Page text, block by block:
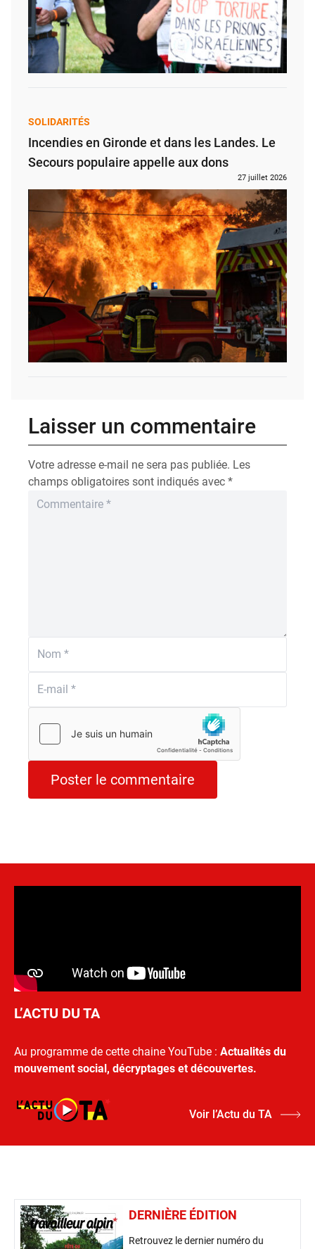
SOLIDARITÉS
Incendies en Gironde et dans les Landes. Le
Secours populaire appelle aux dons
27 juillet 2026
Laisser un commentaire
Votre adresse e-mail ne sera pas publiée. Les
champs obligatoires sont indiqués avec *
L’ACTU DU TA
Au programme de cette chaine YouTube : Actualités du
mouvement social, décryptages et découvertes.
Voir l’Actu du TA
DERNIÈRE ÉDITION
Retrouvez le dernier numéro du